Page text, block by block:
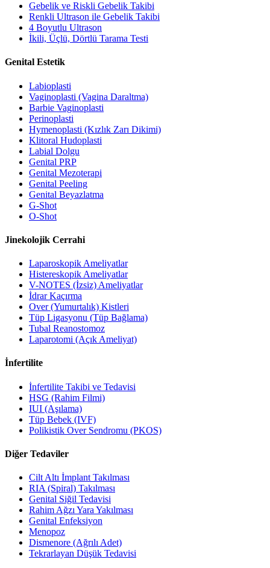
Gebelik ve Riskli Gebelik Takibi
Renkli Ultrason ile Gebelik Takibi
4 Boyutlu Ultrason
İkili, Üçlü, Dörtlü Tarama Testi
Genital Estetik
Labioplasti
Vaginoplasti (Vagina Daraltma)
Barbie Vaginoplasti
Perinoplasti
Hymenoplasti (Kızlık Zarı Dikimi)
Klitoral Hudoplasti
Labial Dolgu
Genital PRP
Genital Mezoterapi
Genital Peeling
Genital Beyazlatma
G-Shot
O-Shot
Jinekolojik Cerrahi
Laparoskopik Ameliyatlar
Histereskopik Ameliyatlar
V-NOTES (İzsiz) Ameliyatlar
İdrar Kaçırma
Over (Yumurtalık) Kistleri
Tüp Ligasyonu (Tüp Bağlama)
Tubal Reanostomoz
Laparotomi (Açık Ameliyat)
İnfertilite
İnfertilite Takibi ve Tedavisi
HSG (Rahim Filmi)
IUI (Aşılama)
Tüp Bebek (IVF)
Polikistik Over Sendromu (PKOS)
Diğer Tedaviler
Cilt Altı İmplant Takılması
RIA (Spiral) Takılması
Genital Siğil Tedavisi
Rahim Ağzı Yara Yakılması
Genital Enfeksiyon
Menopoz
Dismenore (Ağrılı Adet)
Tekrarlayan Düşük Tedavisi